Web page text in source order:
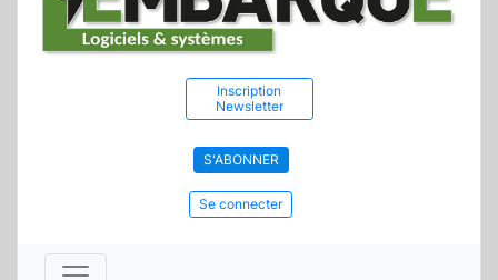
Inscription
Newsletter
S'ABONNER
Se connecter